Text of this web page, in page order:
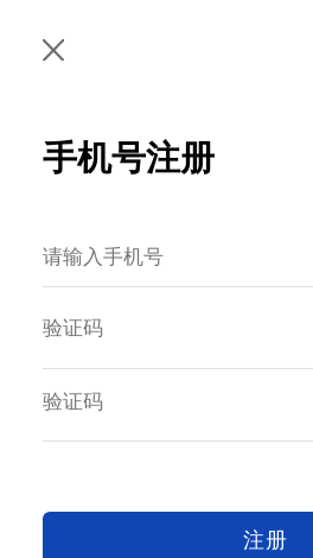
手机号注册
注册